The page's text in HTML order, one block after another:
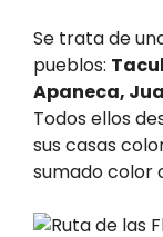
Se trata de
pueblos:
Apaneca,
Todos ellos
sus casas
sumado color